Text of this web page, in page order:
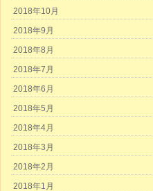
2018年10月
2018年9月
2018年8月
2018年7月
2018年6月
2018年5月
2018年4月
2018年3月
2018年2月
2018年1月